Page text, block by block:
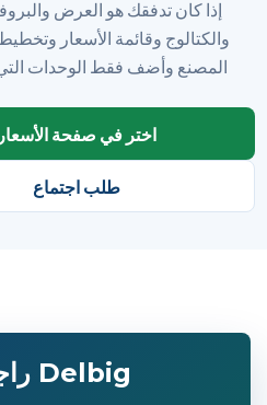
والكتالوج وقائمة الأسعار
المصنع وأضف فقط الوحدات
اختر في صفحة الأسعار
طلب اجتماع
راجع هذا المسار مع Delbig